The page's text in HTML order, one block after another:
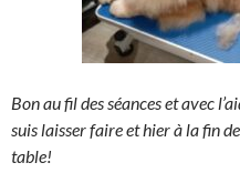
Bon au fil des séances et avec
suis laisser faire et hier à la fin
table!